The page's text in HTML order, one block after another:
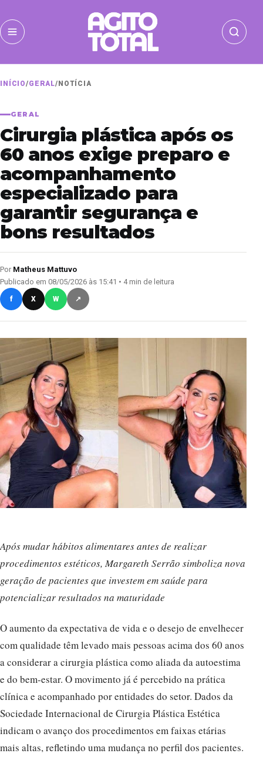
INÍCIO/GERAL/ NOTÍCIA
GERAL
Cirurgia plástica após os
60 anos exige preparo e
acompanhamento
especializado para
garantir segurança e
bons resultados
Por Matheus Mattuvo
Publicado em 08/05/2026 às 15:41 • 4 min de leitura
f X W ↗
Após mudar hábitos alimentares antes de realizar
procedimentos estéticos, Margareth Serrão simboliza nova
geração de pacientes que investem em saúde para
potencializar resultados na maturidade
O aumento da expectativa de vida e o desejo de envelhecer
com qualidade têm levado mais pessoas acima dos 60 anos
a considerar a cirurgia plástica como aliada da autoestima
e do bem-estar. O movimento já é percebido na prática
clínica e acompanhado por entidades do setor. Dados da
Sociedade Internacional de Cirurgia Plástica Estética
indicam o avanço dos procedimentos em faixas etárias
mais altas, refletindo uma mudança no perfil dos pacientes.